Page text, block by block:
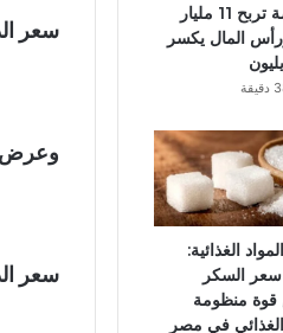
سعر
وعرض البنك
سعر
البورصة تربح 11 مليار
المال يكسر
الغذائية:
السكر
منظومة
في مصر